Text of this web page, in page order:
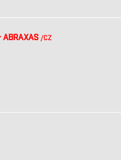
ABRAXAS /CZ